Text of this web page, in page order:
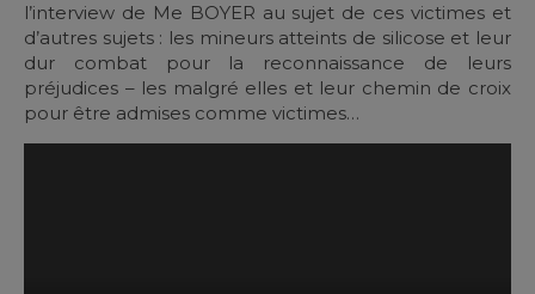
l’interview de Me BOYER au sujet de ces victimes et
d’autres sujets : les mineurs atteints de silicose et leur
dur combat pour la reconnaissance de leurs
préjudices – les malgré elles et leur chemin de croix
pour être admises comme victimes…